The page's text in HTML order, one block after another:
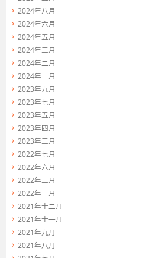
2024年八月
2024年六月
2024年五月
2024年三月
2024年二月
2024年一月
2023年九月
2023年七月
2023年五月
2023年四月
2023年三月
2022年七月
2022年六月
2022年三月
2022年一月
2021年十二月
2021年十一月
2021年九月
2021年八月